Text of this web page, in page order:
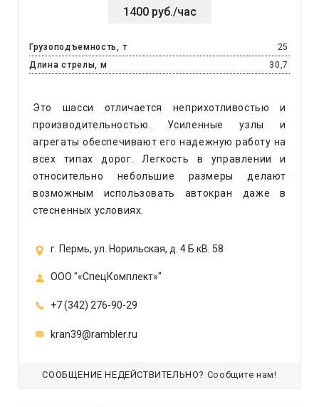
1400 руб./час
Грузоподъемность, т
25
Длина стрелы, м
30,7
Это шасси отличается неприхотливостью и
производительностью. Усиленные узлы и
агрегаты обеспечивают его надежную работу на
всех типах дорог. Легкость в управлении и
относительно небольшие размеры делают
возможным использовать автокран даже в
стесненных условиях.
г. Пермь, ул. Норильская, д. 4 Б кВ. 58
ООО "«СпецКомплект»"
+7 (342) 276-90-29
kran39@rambler.ru
СООБЩЕНИЕ НЕДЕЙСТВИТЕЛЬНО? Сообщите нам!